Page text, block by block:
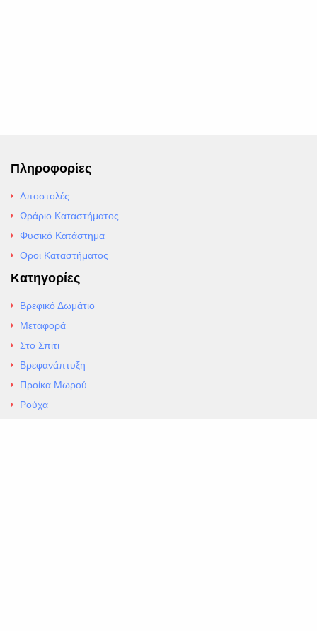
Πληροφορίες
Αποστολές
Ωράριο Καταστήματος
Φυσικό Κατάστημα
Οροι Καταστήματος
Κατηγορίες
Βρεφικό Δωμάτιο
Μεταφορά
Στο Σπίτι
Βρεφανάπτυξη
Προίκα Μωρού
Ρούχα